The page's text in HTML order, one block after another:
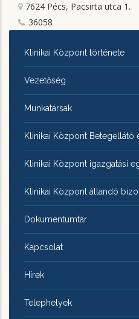
7624 Pécs, Pacsirta utca 1.
36058
KLINIKAI
KÖZPONTRÓL
Klinikai Központ története
Vezetőség
Munkatársak
Klinikai Központ Betegellátó
Klinikai Központ igazgatási
Klinikai Központ állandó
Dokumentumtár
Kapcsolat
Hírek
Telephelyek